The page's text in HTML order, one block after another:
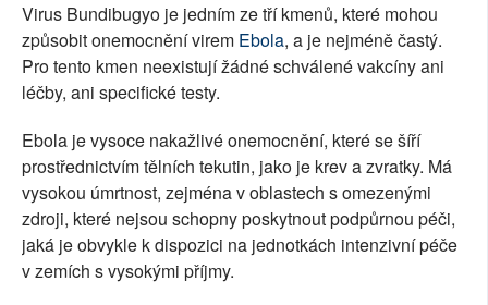
Virus Bundibugyo je jedním ze tří kmenů, které mohou
způsobit onemocnění virem Ebola, a je nejméně častý.
Pro tento kmen neexistují žádné schválené vakcíny ani
léčby, ani specifické testy.
Ebola je vysoce nakažlivé onemocnění, které se šíří
prostřednictvím tělních tekutin, jako je krev a zvratky. Má
vysokou úmrtnost, zejména v oblastech s omezenými
zdroji, které nejsou schopny poskytnout podpůrnou péči,
jaká je obvykle k dispozici na jednotkách intenzivní péče
v zemích s vysokými příjmy.